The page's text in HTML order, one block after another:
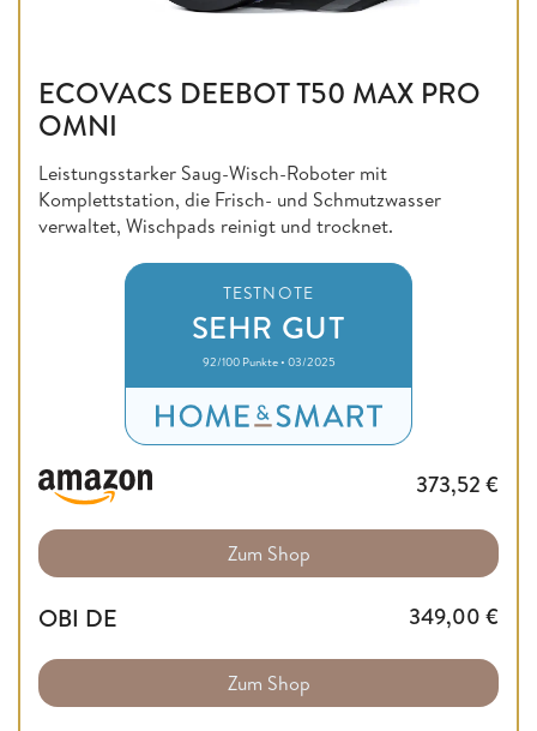
ECOVACS DEEBOT T50 MAX PRO
OMNI
Leistungsstarker Saug-Wisch-Roboter mit
Komplettstation, die Frisch- und Schmutzwasser
verwaltet, Wischpads reinigt und trocknet.
TESTNOTE
SEHR GUT
92/100 Punkte • 03/2025
373,52 €
Zum Shop
OBI DE 349,00 €
Zum Shop